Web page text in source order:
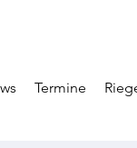
Termine